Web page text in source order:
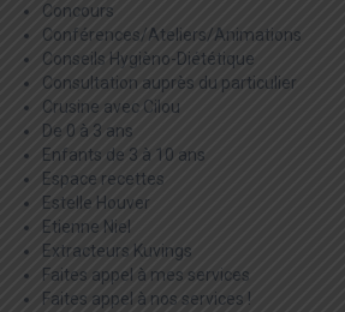
Concours
Conférences/Ateliers/Animations
Conseils Hygièno-Diététique
Consultation auprès du particulier
Crusine avec Cilou
De 0 à 3 ans
Enfants de 3 à 10 ans
Espace recettes
Estelle Houver
Etienne Niel
Extracteurs Kuvings
Faites appel à mes services
Faites appel à nos services !